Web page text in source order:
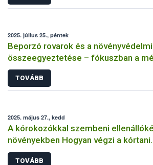
2025. július 25., péntek
Beporzó rovarok és a
összeegyeztetése – fókuszban a
TOVÁBB
2025. május 27., kedd
A kórokozókkal szembeni
növényekben Hogyan végzi a kórtani
rezisztenciavizsgálatokat a Nébih?
TOVÁBB